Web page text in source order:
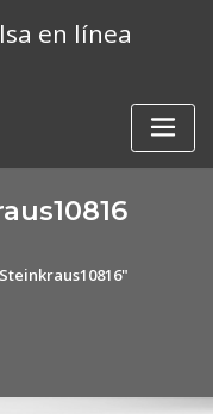
en línea